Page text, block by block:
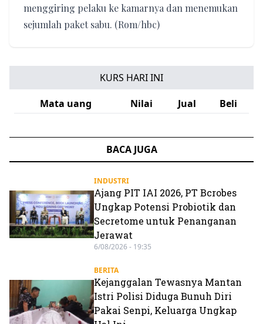
menggiring pelaku ke kamarnya dan menemukan
sejumlah paket sabu. (Rom/hbc)
KURS HARI INI
Mata uang
Nilai Jual Beli
BACA JUGA
INDUSTRI
Ajang PIT IAI 2026, PT Bcrobes
Ungkap Potensi Probiotik dan
Secretome untuk Penanganan
Jerawat
6/08/2026 - 19:35
BERITA
Kejanggalan Tewasnya Mantan
Istri Polisi Diduga Bunuh Diri
Pakai Senpi, Keluarga Ungkap